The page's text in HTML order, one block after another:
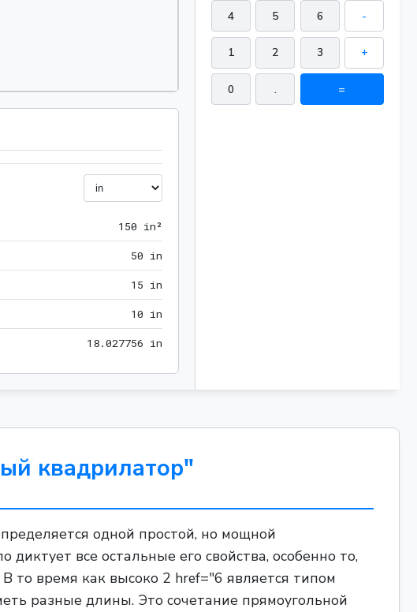
1 50 in²
50 in
1 5 in
10 in
1 8.027756 in
4 5 6 -
1 2 3 +
0 . =
квадрилатор"
одной простой, но мощной
все остальные его свойства, особенно то,
время как высоко 2 href="6 является типом
разные длины. Это сочетание прямоугольной